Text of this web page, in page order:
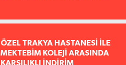
ÖZEL TRAKYA HASTANESİ İLE
MEKTEBİM KOLEJİ ARASINDA
KARŞILIKLI İNDİRİM